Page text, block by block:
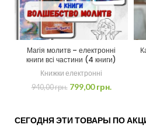
Магія молитв – електронні
книги всі частини (4 книги)
Книжки електронні
940,00грн. 799,00грн.
СЕГОДНЯ ЭТИ ТОВАРЫ ПО